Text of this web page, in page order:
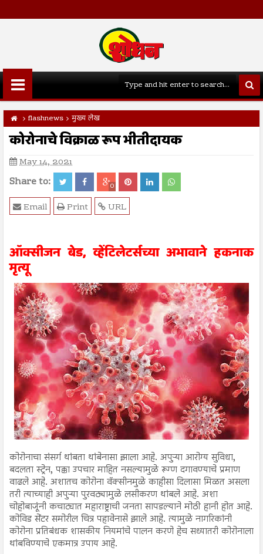
flashnews मुख्य लेख
कोरोनाचे विक्राळ रूप भीतीदायक
May 14, 2021
Share to: 0
URL
Print
Email
ऑक्सीजन बेड, व्हेंटिलेटर्सच्या अभावाने हकनाक
मृत्यू
कोरोनाचा संसर्ग थांबता थांबेनासा झाला आहे. अपुऱ्या आरोग्य सुविधा,
बदलता स्ट्रेन, पक्का उपचार माहित नसल्यामुळे रूग्ण दगावण्याचे प्रमाण
वाढले आहे. अशातच कोरोना वॅक्सीनमुळे काहीसा दिलासा मिळत असला
तरी त्याच्याही अपुऱ्या पुरवठ्यामुळे लसीकरण थांबले आहे. अशा
चोहोबाजूंनी कचाट्यात महाराष्ट्राची जनता सापडल्याने मोठी हानी होत आहे.
कोविड सेंटर समोरील चित्र पहावेनासे झाले आहे. त्यामुळे नागरिकांनी
कोरोना प्रतिबंधक शासकीय नियमांचे पालन करणे हेच सध्यातरी कोरोनाला
थांबविण्याचे एकमात्र उपाय आहे.